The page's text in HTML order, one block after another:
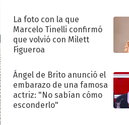
La foto con la que
Marcelo Tinelli confirmó
que volvió con Milett
Figueroa
Ángel de Brito anunció el
embarazo de una famosa
actriz: "No sabían cómo
esconderlo"